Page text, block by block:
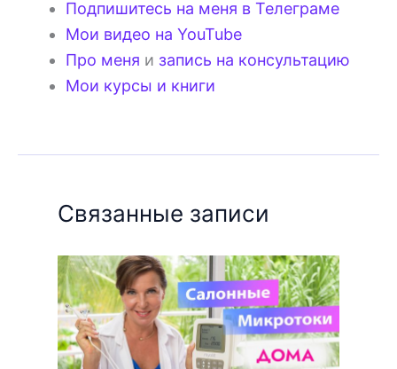
Подпишитесь на меня в Телеграме
Мои видео на YouTube
Про меня и запись на консультацию
Мои курсы и книги
Связанные записи